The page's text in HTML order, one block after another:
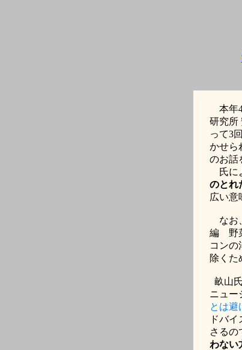
本年
研究所
って3
かせら
のお話
氏に
のとれ
広い意
なお
編 野
コンの
除くた
畝山
ニュー
とは避
ドバ
さるの
わない